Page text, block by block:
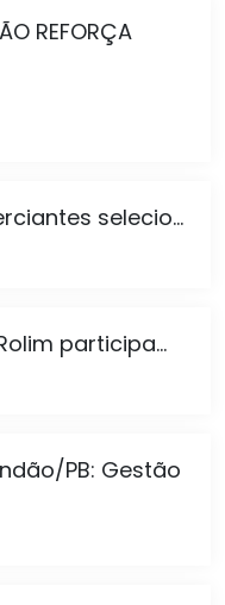
REFORÇA
selecio...
participa...
PB: Gestão